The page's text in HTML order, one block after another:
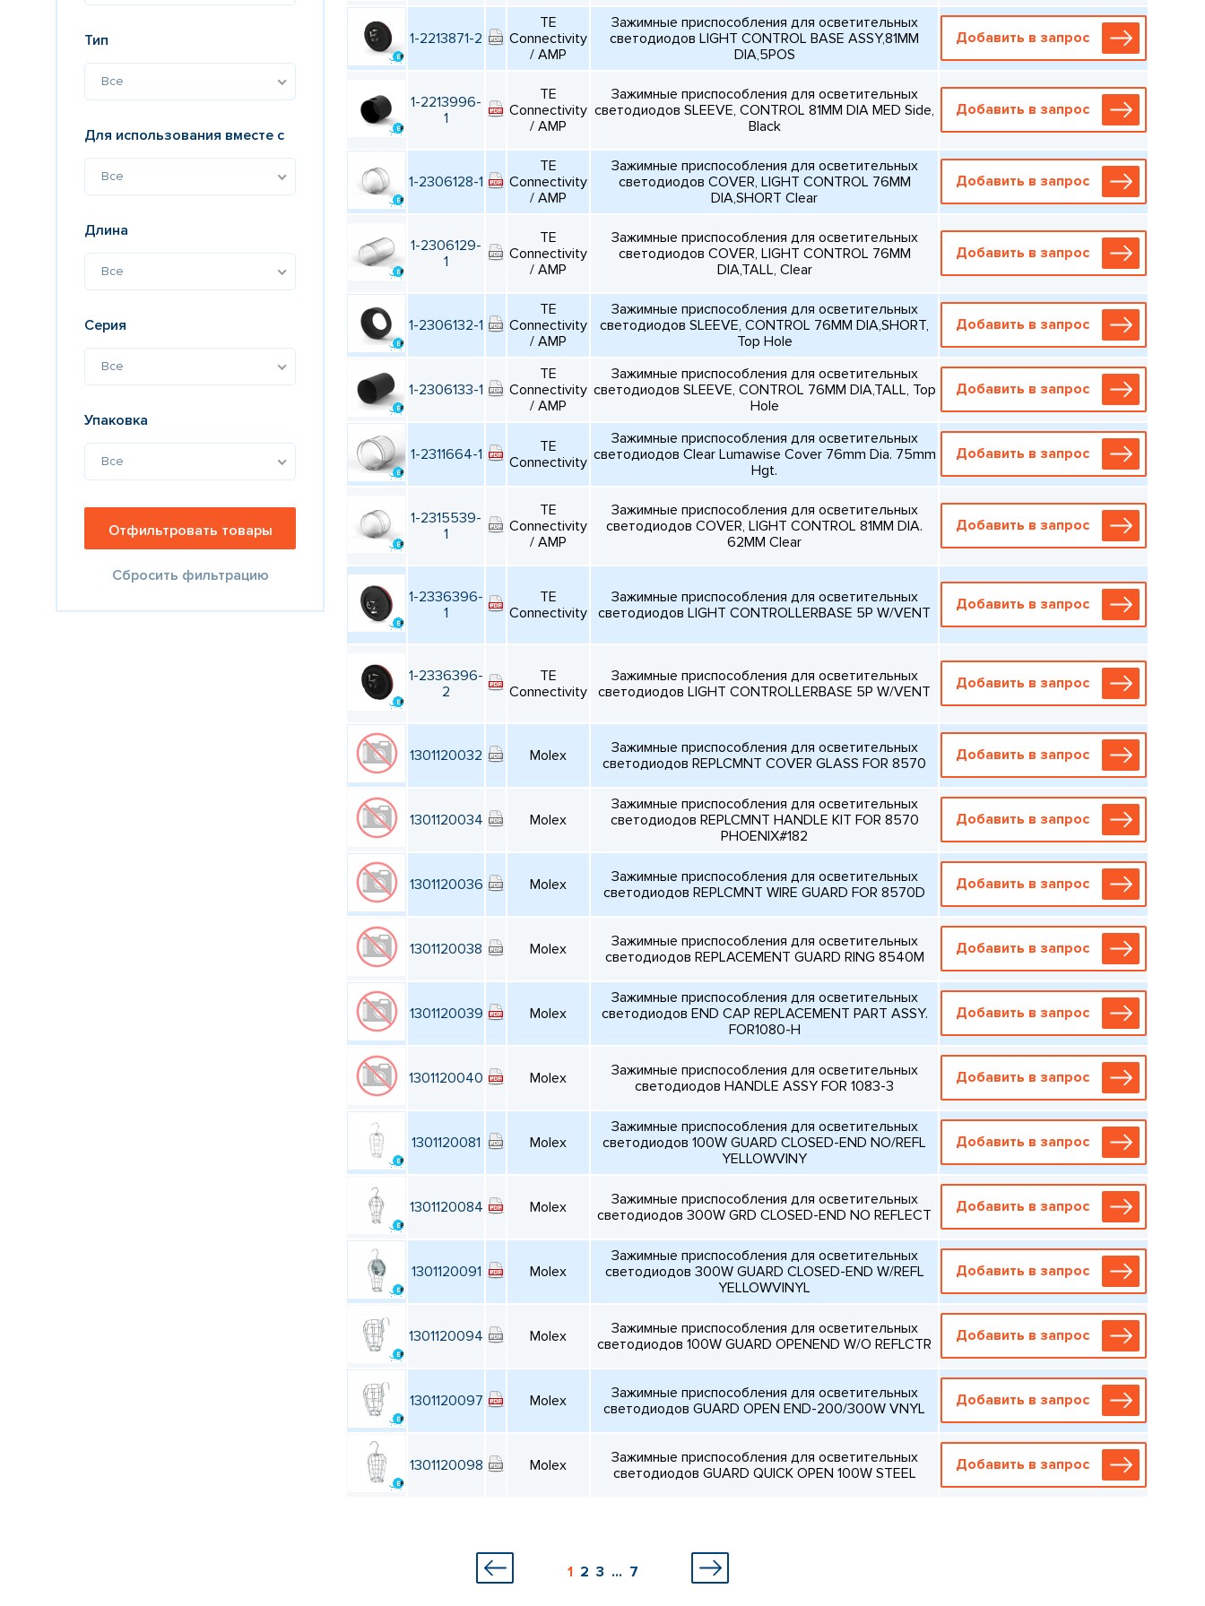
Тип
Все
Для использования вместе с
Все
Длина
Все
Серия
Все
Упаковка
Все
Сбросить фильтрацию
1-2213871-2
TE
Connectivity
/ AMP
Зажимные приспособления для осветительных
светодиодов LIGHT CONTROL BASE ASSY,81MM
DIA,5POS
Добавить в запрос
1-2213996-
1
TE
Connectivity
/ AMP
Зажимные приспособления для осветительных
светодиодов SLEEVE, CONTROL 81MM DIA MED Side,
Black
Добавить в запрос
1-2306128-1
TE
Connectivity
/ AMP
Зажимные приспособления для осветительных
светодиодов COVER, LIGHT CONTROL 76MM
DIA,SHORT Clear
Добавить в запрос
1-2306129-
1
TE
Connectivity
/ AMP
Зажимные приспособления для осветительных
светодиодов COVER, LIGHT CONTROL 76MM
DIA,TALL, Clear
Добавить в запрос
1-2306132-1
TE
Connectivity
/ AMP
Зажимные приспособления для осветительных
светодиодов SLEEVE, CONTROL 76MM DIA,SHORT,
Top Hole
Добавить в запрос
1-2306133-1
TE
Connectivity
/ AMP
Зажимные приспособления для осветительных
светодиодов SLEEVE, CONTROL 76MM DIA,TALL, Top
Hole
Добавить в запрос
1-2311664-1
TE
Connectivity
Зажимные приспособления для осветительных
светодиодов Clear Lumawise Cover 76mm Dia. 75mm
Hgt.
Добавить в запрос
1-2315539-
1
TE
Connectivity
/ AMP
Зажимные приспособления для осветительных
светодиодов COVER, LIGHT CONTROL 81MM DIA.
62MM Clear
Добавить в запрос
1-2336396-
1
TE
Connectivity
Зажимные приспособления для осветительных
светодиодов LIGHT CONTROLLERBASE 5P W/VENT
Добавить в запрос
1-2336396-
2
TE
Connectivity
Зажимные приспособления для осветительных
светодиодов LIGHT CONTROLLERBASE 5P W/VENT
Добавить в запрос
1301120032 Molex
Зажимные приспособления для осветительных
светодиодов REPLCMNT COVER GLASS FOR 8570
Добавить в запрос
1301120034 Molex
Зажимные приспособления для осветительных
светодиодов REPLCMNT HANDLE KIT FOR 8570
PHOENIX#182
Добавить в запрос
1301120036 Molex
Зажимные приспособления для осветительных
светодиодов REPLCMNT WIRE GUARD FOR 8570D
Добавить в запрос
1301120038 Molex
Зажимные приспособления для осветительных
светодиодов REPLACEMENT GUARD RING 8540M
Добавить в запрос
1301120039 Molex
Зажимные приспособления для осветительных
светодиодов END CAP REPLACEMENT PART ASSY.
FOR1080-H
Добавить в запрос
1301120040 Molex
Зажимные приспособления для осветительных
светодиодов HANDLE ASSY FOR 1083-3
Добавить в запрос
1301120081 Molex
Зажимные приспособления для осветительных
светодиодов 100W GUARD CLOSED-END NO/REFL
YELLOWVINY
Добавить в запрос
1301120084 Molex
Зажимные приспособления для осветительных
светодиодов 300W GRD CLOSED-END NO REFLECT
Добавить в запрос
1301120091 Molex
Зажимные приспособления для осветительных
светодиодов 300W GUARD CLOSED-END W/REFL
YELLOWVINYL
Добавить в запрос
1301120094 Molex
Зажимные приспособления для осветительных
светодиодов 100W GUARD OPENEND W/O REFLCTR
Добавить в запрос
1301120097 Molex
Зажимные приспособления для осветительных
светодиодов GUARD OPEN END-200/300W VNYL
Добавить в запрос
1301120098 Molex
Зажимные приспособления для осветительных
светодиодов GUARD QUICK OPEN 100W STEEL
Добавить в запрос
1 2 3 ... 7